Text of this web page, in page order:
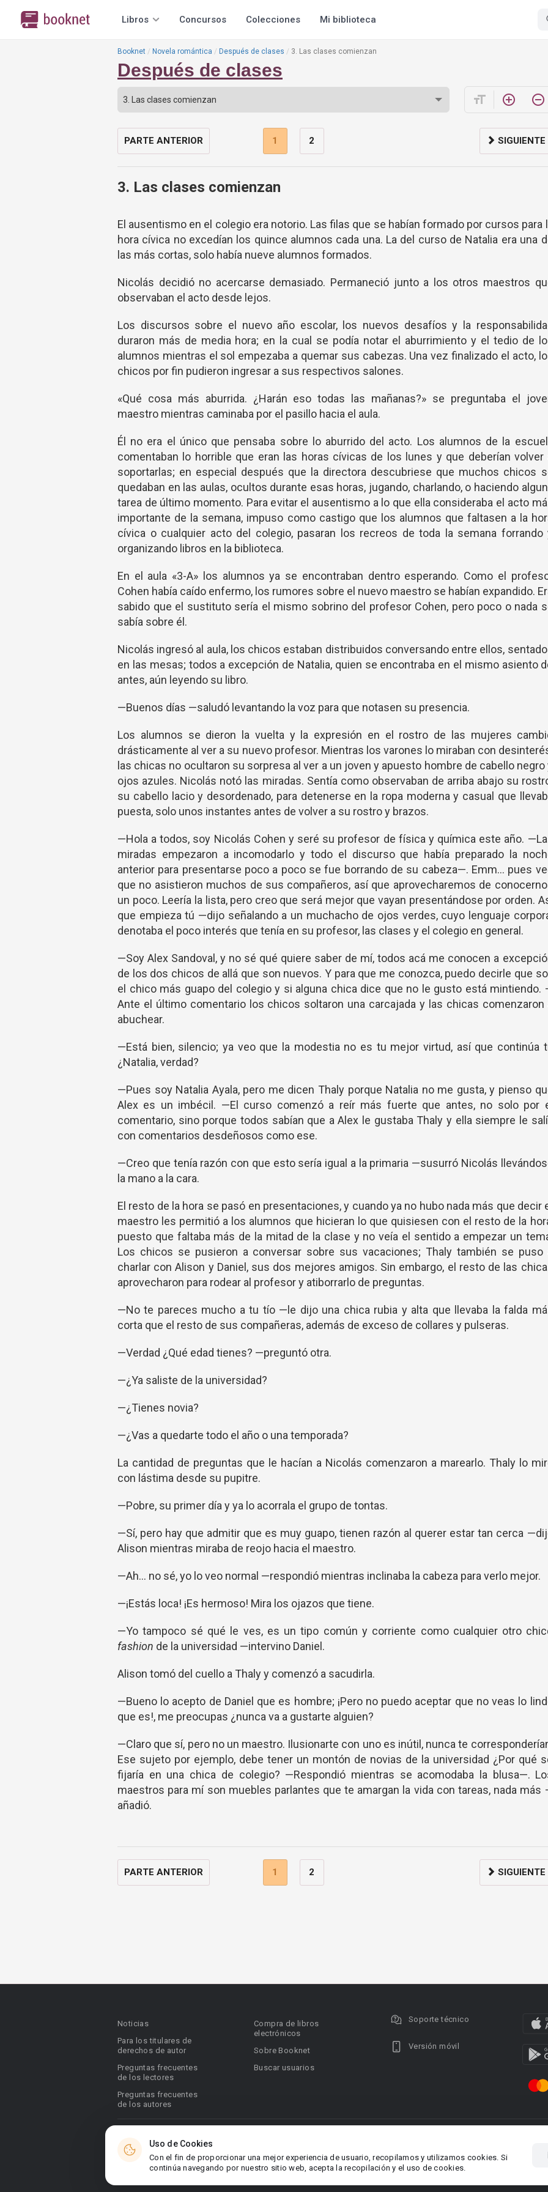
Libros Concursos Colecciones Mi biblioteca
Booknet Novela romántica Después de clases 3. Las clases comienzan
Después de clases
format_size add_circle_outline remove_circle_outline
PARTE ANTERIOR 1 2 SIGUIENTE
3. Las clases comienzan
El ausentismo en el colegio era notorio. Las filas que se habían formado por cursos para
hora cívica no excedían los quince alumnos cada una. La del curso de Natalia era una
las más cortas, solo había nueve alumnos formados.
Nicolás decidió no acercarse demasiado. Permaneció junto a los otros maestros
observaban el acto desde lejos.
Los discursos sobre el nuevo año escolar, los nuevos desafíos y la
duraron más de media hora; en la cual se podía notar el aburrimiento y el tedio de
alumnos mientras el sol empezaba a quemar sus cabezas. Una vez finalizado el acto,
chicos por fin pudieron ingresar a sus respectivos salones.
«Qué cosa más aburrida. ¿Harán eso todas las mañanas?» se preguntaba el
maestro mientras caminaba por el pasillo hacia el aula.
Él no era el único que pensaba sobre lo aburrido del acto. Los alumnos de la
comentaban lo horrible que eran las horas cívicas de los lunes y que deberían volver
soportarlas; en especial después que la directora descubriese que muchos chicos
quedaban en las aulas, ocultos durante esas horas, jugando, charlando, o haciendo
tarea de último momento. Para evitar el ausentismo a lo que ella consideraba el acto
importante de la semana, impuso como castigo que los alumnos que faltasen a la
cívica o cualquier acto del colegio, pasaran los recreos de toda la semana forrando
organizando libros en la biblioteca.
En el aula «3-A» los alumnos ya se encontraban dentro esperando. Como el
Cohen había caído enfermo, los rumores sobre el nuevo maestro se habían expandido.
sabido que el sustituto sería el mismo sobrino del profesor Cohen, pero poco o nada
sabía sobre él.
Nicolás ingresó al aula, los chicos estaban distribuidos conversando entre ellos,
en las mesas; todos a excepción de Natalia, quien se encontraba en el mismo asiento
antes, aún leyendo su libro.
—Buenos días —saludó levantando la voz para que notasen su presencia.
Los alumnos se dieron la vuelta y la expresión en el rostro de las mujeres
drásticamente al ver a su nuevo profesor. Mientras los varones lo miraban con
las chicas no ocultaron su sorpresa al ver a un joven y apuesto hombre de cabello negro
ojos azules. Nicolás notó las miradas. Sentía como observaban de arriba abajo su
su cabello lacio y desordenado, para detenerse en la ropa moderna y casual que
puesta, solo unos instantes antes de volver a su rostro y brazos.
—Hola a todos, soy Nicolás Cohen y seré su profesor de física y química este año.
miradas empezaron a incomodarlo y todo el discurso que había preparado la
anterior para presentarse poco a poco se fue borrando de su cabeza—. Emm... pues
que no asistieron muchos de sus compañeros, así que aprovecharemos de
un poco. Leería la lista, pero creo que será mejor que vayan presentándose por orden.
que empieza tú —dijo señalando a un muchacho de ojos verdes, cuyo lenguaje
denotaba el poco interés que tenía en su profesor, las clases y el colegio en general.
—Soy Alex Sandoval, y no sé qué quiere saber de mí, todos acá me conocen a
de los dos chicos de allá que son nuevos. Y para que me conozca, puedo decirle que
el chico más guapo del colegio y si alguna chica dice que no le gusto está mintiendo.
Ante el último comentario los chicos soltaron una carcajada y las chicas comenzaron
abuchear.
—Está bien, silencio; ya veo que la modestia no es tu mejor virtud, así que continúa
¿Natalia, verdad?
—Pues soy Natalia Ayala, pero me dicen Thaly porque Natalia no me gusta, y pienso
Alex es un imbécil. —El curso comenzó a reír más fuerte que antes, no solo por
comentario, sino porque todos sabían que a Alex le gustaba Thaly y ella siempre le
con comentarios desdeñosos como ese.
—Creo que tenía razón con que esto sería igual a la primaria —susurró Nicolás
la mano a la cara.
El resto de la hora se pasó en presentaciones, y cuando ya no hubo nada más que decir
maestro les permitió a los alumnos que hicieran lo que quisiesen con el resto de la
puesto que faltaba más de la mitad de la clase y no veía el sentido a empezar un
Los chicos se pusieron a conversar sobre sus vacaciones; Thaly también se puso
charlar con Alison y Daniel, sus dos mejores amigos. Sin embargo, el resto de las
aprovecharon para rodear al profesor y atiborrarlo de preguntas.
—No te pareces mucho a tu tío —le dijo una chica rubia y alta que llevaba la falda
corta que el resto de sus compañeras, además de exceso de collares y pulseras.
—Verdad ¿Qué edad tienes? —preguntó otra.
—¿Ya saliste de la universidad?
—¿Tienes novia?
—¿Vas a quedarte todo el año o una temporada?
La cantidad de preguntas que le hacían a Nicolás comenzaron a marearlo. Thaly lo
con lástima desde su pupitre.
—Pobre, su primer día y ya lo acorrala el grupo de tontas.
—Sí, pero hay que admitir que es muy guapo, tienen razón al querer estar tan cerca
Alison mientras miraba de reojo hacia el maestro.
—Ah... no sé, yo lo veo normal —respondió mientras inclinaba la cabeza para verlo mejor.
—¡Estás loca! ¡Es hermoso! Mira los ojazos que tiene.
—Yo tampoco sé qué le ves, es un tipo común y corriente como cualquier otro
fashion de la universidad —intervino Daniel.
Alison tomó del cuello a Thaly y comenzó a sacudirla.
—Bueno lo acepto de Daniel que es hombre; ¡Pero no puedo aceptar que no veas lo
que es!, me preocupas ¿nunca va a gustarte alguien?
—Claro que sí, pero no un maestro. Ilusionarte con uno es inútil, nunca te
Ese sujeto por ejemplo, debe tener un montón de novias de la universidad ¿Por qué
fijaría en una chica de colegio? —Respondió mientras se acomodaba la blusa—.
maestros para mí son muebles parlantes que te amargan la vida con tareas, nada más
añadió.
PARTE ANTERIOR 1 2 SIGUIENTE
Uso de Cookies
Con el fin de proporcionar una mejor experiencia de usuario, recopilamos y utilizamos cookies. Si
continúa navegando por nuestro sitio web, acepta la recopilación y el uso de cookies.
Noticias
Para los titulares de
derechos de autor
Preguntas frecuentes
de los lectores
Preguntas frecuentes
de los autores
Compra de libros
electrónicos
Sobre Booknet
Buscar usuarios
Soporte técnico
Versión móvil
© 2026 Booknet. Todos los derechos reservados.
Dirección comercial: Griva Digeni 51, oficina 1, Larnaca,
6036, Chipre
Área RR.PP.: pr@booknet.com